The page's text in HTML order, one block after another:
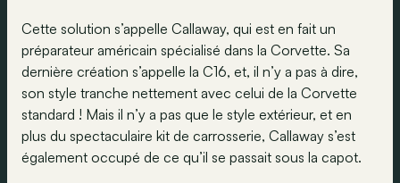
Cette solution s’appelle Callaway, qui est en fait un
préparateur américain spécialisé dans la Corvette. Sa
dernière création s’appelle la C16, et, il n’y a pas à dire,
son style tranche nettement avec celui de la Corvette
standard ! Mais il n’y a pas que le style extérieur, et en
plus du spectaculaire kit de carrosserie, Callaway s’est
également occupé de ce qu’il se passait sous la capot.